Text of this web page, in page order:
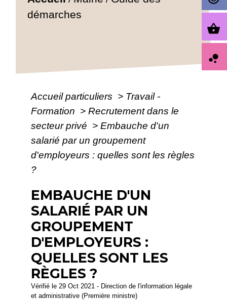
démarches
Accueil particuliers > Travail -
Formation > Recrutement dans le
secteur privé > Embauche d'un
salarié par un groupement
d'employeurs : quelles sont les règles
?
EMBAUCHE D'UN
SALARIÉ PAR UN
GROUPEMENT
D'EMPLOYEURS :
QUELLES SONT LES
RÈGLES ?
Vérifié le 29 Oct 2021 - Direction de l'information légale
et administrative (Première ministre)
shopping_basket
bubble_chart